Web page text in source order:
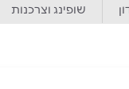
שופינג וצרכנות